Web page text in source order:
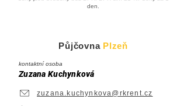
den.
kontaktní osoba
Zuzana Kuchynková
zuzana.kuchynkova@rkrent.cz
Půjčovna Plzeň